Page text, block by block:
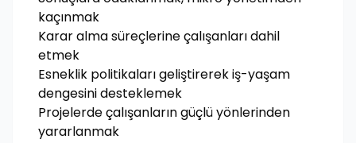
kaçınmak
Karar alma süreçlerine çalışanları dahil
etmek
Esneklik politikaları geliştirerek iş-yaşam
dengesini desteklemek
Projelerde çalışanların güçlü yönlerinden
yararlanmak